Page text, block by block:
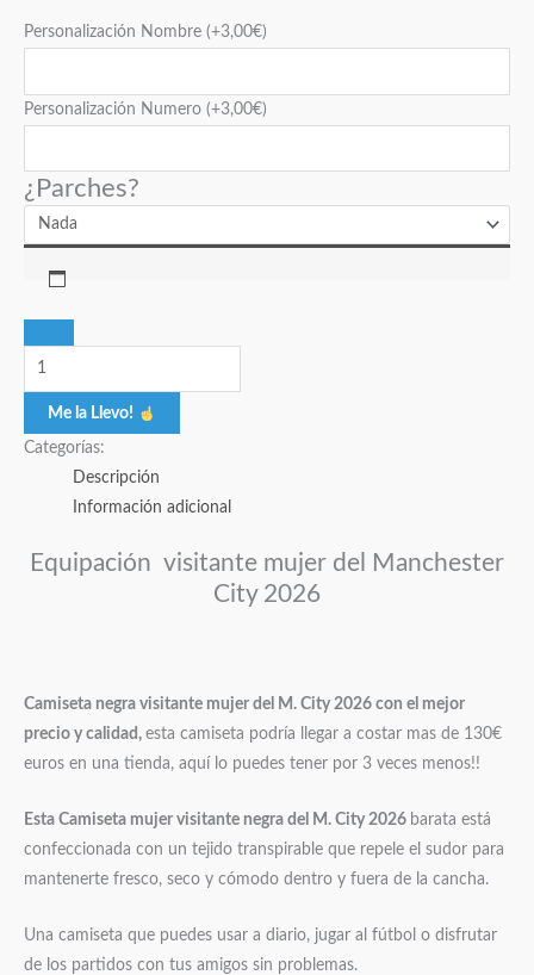
Personalización Nombre (+3,00€)
Personalización Numero (+3,00€)
¿Parches?
Me la Llevo!
Categorías:
Descripción
Información adicional
Equipación visitante mujer del Manchester
City 2026
Camiseta negra visitante mujer del M. City 2026 con el mejor
precio y calidad, esta camiseta podría llegar a costar mas de 130€
euros en una tienda, aquí lo puedes tener por 3 veces menos!!
Esta Camiseta mujer visitante negra del M. City 2026 barata está
confeccionada con un tejido transpirable que repele el sudor para
mantenerte fresco, seco y cómodo dentro y fuera de la cancha.
Una camiseta que puedes usar a diario, jugar al fútbol o disfrutar
de los partidos con tus amigos sin problemas.